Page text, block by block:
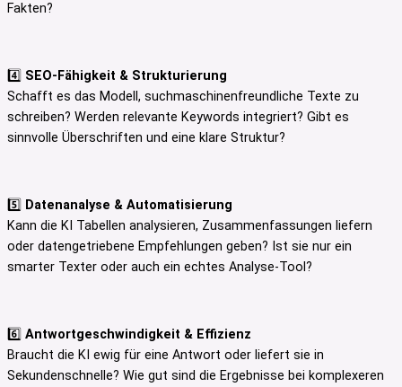
Fakten?
4️⃣ SEO-Fähigkeit & Strukturierung
Schafft es das Modell, suchmaschinenfreundliche Texte zu
schreiben? Werden relevante Keywords integriert? Gibt es
sinnvolle Überschriften und eine klare Struktur?
5️⃣ Datenanalyse & Automatisierung
Kann die KI Tabellen analysieren, Zusammenfassungen liefern
oder datengetriebene Empfehlungen geben? Ist sie nur ein
smarter Texter oder auch ein echtes Analyse-Tool?
6️⃣ Antwortgeschwindigkeit & Effizienz
Braucht die KI ewig für eine Antwort oder liefert sie in
Sekundenschnelle? Wie gut sind die Ergebnisse bei komplexeren